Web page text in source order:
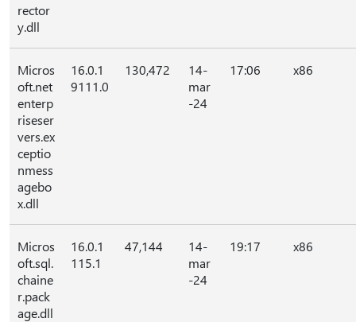
rector
y.dll
Micros
oft.net
enterp
riseser
vers.ex
ceptio
nmess
agebo
x.dll
16.0.1
9111.0
130,472
14-
mar
-24
17:06 x86
Micros
oft.sql.
chaine
r.pack
age.dll
16.0.1
115.1
47,144
14-
mar
-24
19:17 x86